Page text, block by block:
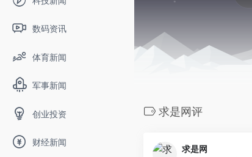
数码资讯
体育新闻
军事新闻
创业投资
财经新闻
求是网评
求是网